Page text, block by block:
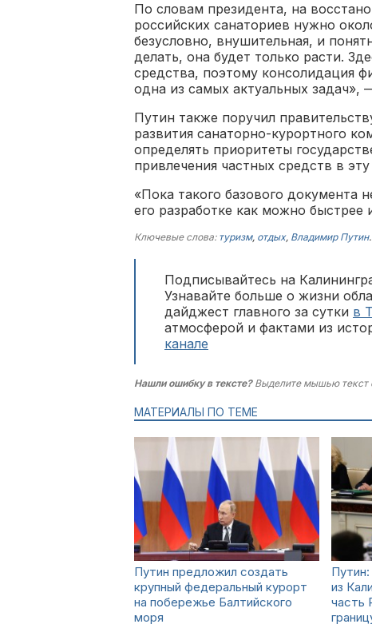
По словам президента, на
российских санаториев нужно
безусловно, внушительная, и
делать, она будет только расти.
средства, поэтому консолидация
одна из самых актуальных задач»,
Путин также поручил
развития санаторно-курортного
определять приоритеты
привлечения частных средств в
«Пока такого базового документа
его разработке как можно
Ключевые слова: туризм, отдых, Владимир Путин.
Подписывайтесь на
Узнавайте больше о жизни
дайджест главного за сутки в
атмосферой и фактами из
канале
Нашли ошибку в тексте?Выделите мышью текст
МАТЕРИАЛЫ ПО ТЕМЕ
Путин предложил создать
крупный федеральный курорт
на побережье Балтийского
моря
из
часть